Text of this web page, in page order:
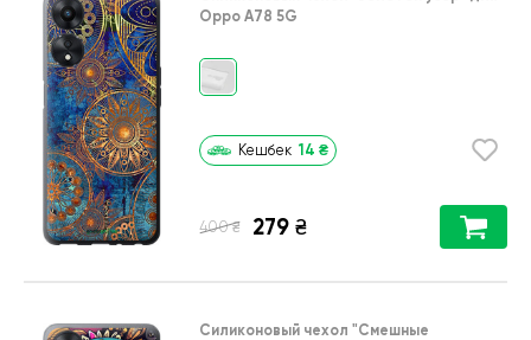
Oppo A78 5G
Кешбек 14 ₴
400 ₴ 279 ₴
Силиконовый чехол "Cмешные